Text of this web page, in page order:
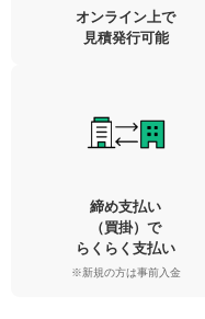
オンライン上で
見積発行可能
締め支払い
（買掛）で
らくらく支払い
※新規の方は事前入金